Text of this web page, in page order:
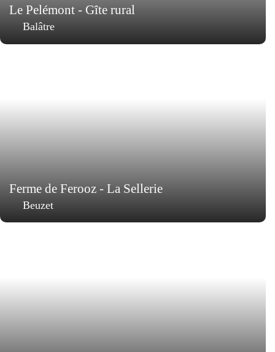
Le Pelémont - Gîte rural
Balâtre
Ferme de Ferooz - La Sellerie
Beuzet